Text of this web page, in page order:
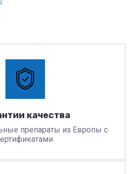
качества
препараты из Европы с